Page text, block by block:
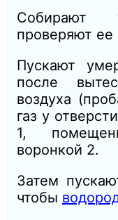
Собирают
проверяют ее
Пускают
после
воздуха
газ у
1,
воронкой 2.
Затем
чтобы